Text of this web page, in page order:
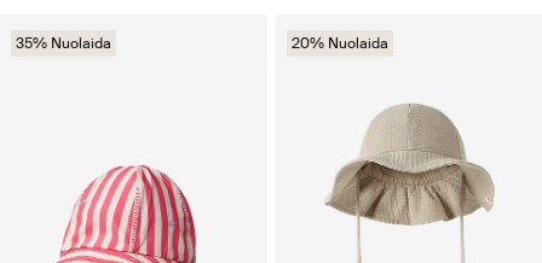
35% Nuolaida 20% Nuolaida